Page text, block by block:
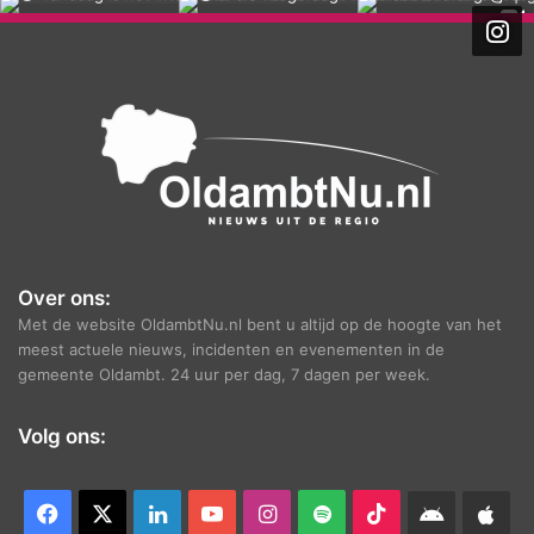
h
Over ons:
Met de website OldambtNu.nl bent u altijd op de hoogte van het
meest actuele nieuws, incidenten en evenementen in de
gemeente Oldambt. 24 uur per dag, 7 dagen per week.
Volg ons:
Facebook LinkedInYouTubeInstagram
Spotify TikTokAndroid